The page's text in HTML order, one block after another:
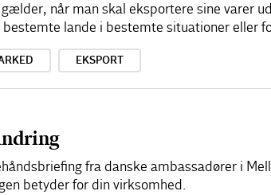
når man skal eksportere sine varer
bestemte lande i bestemte situationer eller
EKSPORT
fra danske ambassadører i
betyder for din virksomhed.